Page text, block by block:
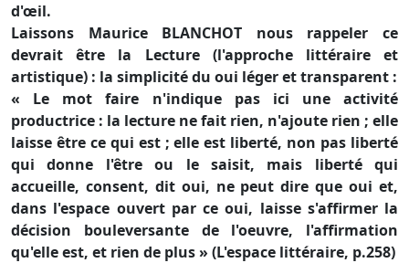
d'œil.
Laissons Maurice BLANCHOT nous rappeler ce
devrait être la Lecture (l'approche littéraire et
artistique) : la simplicité du oui léger et transparent :
« Le mot faire n'indique pas ici une activité
productrice : la lecture ne fait rien, n'ajoute rien ; elle
laisse être ce qui est ; elle est liberté, non pas liberté
qui donne l'être ou le saisit, mais liberté qui
accueille, consent, dit oui, ne peut dire que oui et,
dans l'espace ouvert par ce oui, laisse s'affirmer la
décision bouleversante de l'oeuvre, l'affirmation
qu'elle est, et rien de plus » (L'espace littéraire, p.258)